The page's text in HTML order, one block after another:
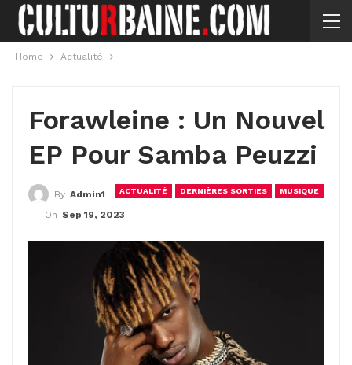
Home Actualité
Forawleine : Un Nouvel
EP Pour Samba Peuzzi
ACTUALITÉ DERNIÈRES SORTIES MUSIQUE
By Admin1
On Sep 19, 2023